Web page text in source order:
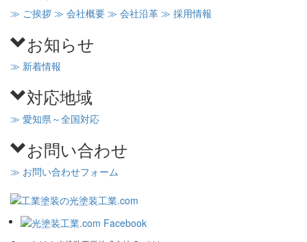
≫ ご挨拶 ≫ 会社概要 ≫ 会社沿革 ≫ 採用情報
お知らせ
≫ 新着情報
対応地域
≫ 愛知県～全国対応
お問い合わせ
≫ お問い合わせフォーム